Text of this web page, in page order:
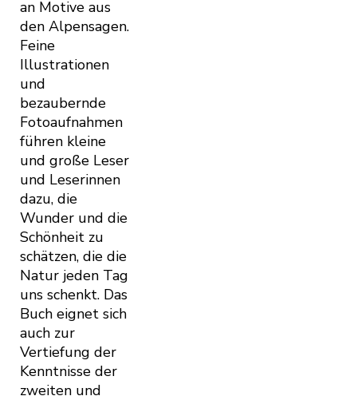
an Motive aus
den Alpensagen.
Feine
Illustrationen
und
bezaubernde
Fotoaufnahmen
führen kleine
und große Leser
und Leserinnen
dazu, die
Wunder und die
Schönheit zu
schätzen, die die
Natur jeden Tag
uns schenkt. Das
Buch eignet sich
auch zur
Vertiefung der
Kenntnisse der
zweiten und